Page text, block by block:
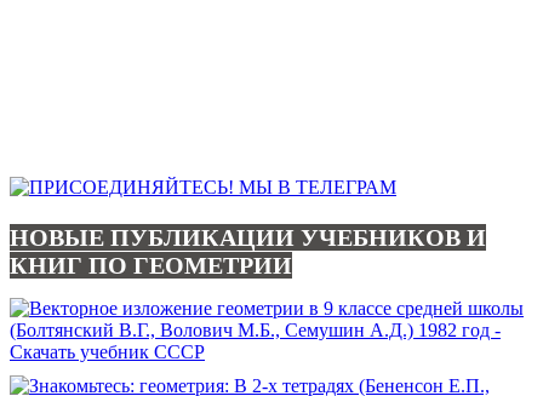
НОВЫЕ ПУБЛИКАЦИИ УЧЕБНИКОВ И
КНИГ ПО ГЕОМЕТРИИ